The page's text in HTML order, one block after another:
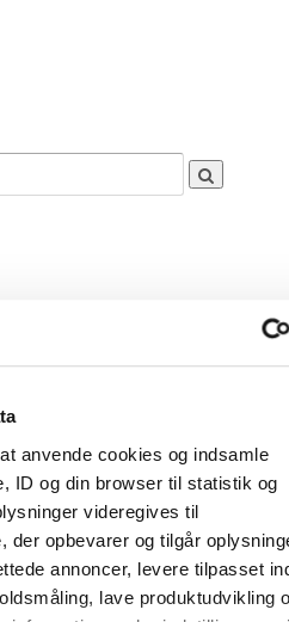
anvende cookies og indsamle
ID og din browser til statistik og
videregives til
der opbevarer og tilgår
annoncer, levere tilpasset
lave produktudvikling
Og alt var perfekt :) sneak peak]
Annoncer